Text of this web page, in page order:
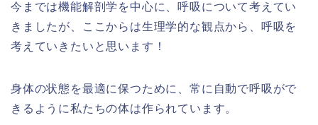
今までは機能解剖学を中心に、呼吸について考えてい
きましたが、ここからは生理学的な観点から、呼吸を
考えていきたいと思います！
身体の状態を最適に保つために、常に自動で呼吸がで
きるように私たちの体は作られています。